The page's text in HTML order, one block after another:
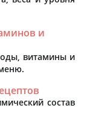
и
витамины и
состав